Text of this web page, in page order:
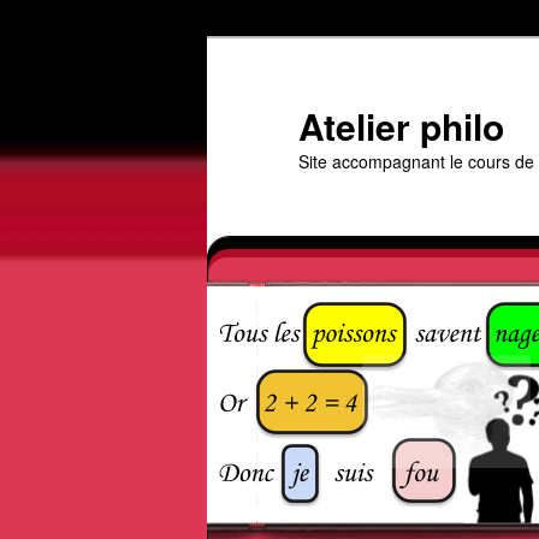
Atelier philo
Site accompagnant le cours